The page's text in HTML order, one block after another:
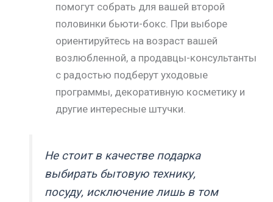
помогут собрать для вашей второй
половинки бьюти-бокс. При выборе
ориентируйтесь на возраст вашей
возлюбленной, а продавцы-консультанты
с радостью подберут уходовые
программы, декоративную косметику и
другие интересные штучки.
Не стоит в качестве подарка
выбирать бытовую технику,
посуду, исключение лишь в том